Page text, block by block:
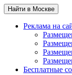
Найти в Москве
Реклама на
Бесплатные